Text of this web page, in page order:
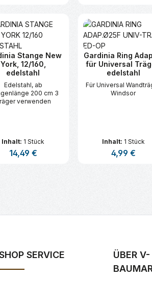
den gewünschten Wert
Anzahl: Gib den
Produkt
den gewünschten Wert
Stange New
York, 12/160,
edelstahl
Edelstahl, ab
200 cm 3
verwenden
Inhalt: 1 Stück
Regulärer Preis:
14,49 €
Gardinia Ring
für Universal
edelstahl
Für Universal
Windsor
Inhalt: 1 Stück
Regulärer
4,99 €
SERVICE
ÜBER V-